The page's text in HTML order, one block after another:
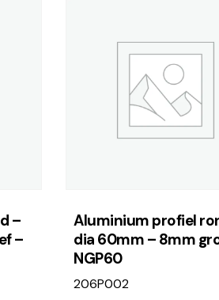
–
–
Aluminium profiel
dia 60mm – 8mm
NGP60
206P002